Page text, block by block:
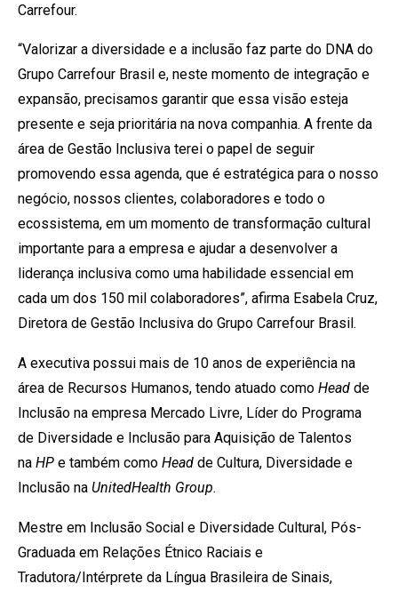
Carrefour.
“Valorizar a diversidade e a inclusão faz parte do DNA do
Grupo Carrefour Brasil e, neste momento de integração e
expansão, precisamos garantir que essa visão esteja
presente e seja prioritária na nova companhia. A frente da
área de Gestão Inclusiva terei o papel de seguir
promovendo essa agenda, que é estratégica para o nosso
negócio, nossos clientes, colaboradores e todo o
ecossistema, em um momento de transformação cultural
importante para a empresa e ajudar a desenvolver a
liderança inclusiva como uma habilidade essencial em
cada um dos 150 mil colaboradores”, afirma Esabela Cruz,
Diretora de Gestão Inclusiva do Grupo Carrefour Brasil.
A executiva possui mais de 10 anos de experiência na
área de Recursos Humanos, tendo atuado como Head de
Inclusão na empresa Mercado Livre, Líder do Programa
de Diversidade e Inclusão para Aquisição de Talentos
na HP e também como Head de Cultura, Diversidade e
Inclusão na UnitedHealth Group.
Mestre em Inclusão Social e Diversidade Cultural, Pós-
Graduada em Relações Étnico Raciais e
Tradutora/Intérprete da Língua Brasileira de Sinais,